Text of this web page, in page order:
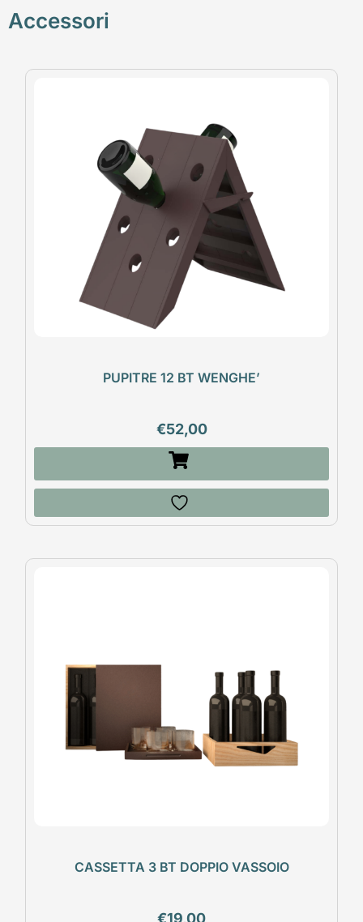
Accessori
PUPITRE 12 BT WENGHE’
€52,00
CASSETTA 3 BT DOPPIO VASSOIO
€19,00